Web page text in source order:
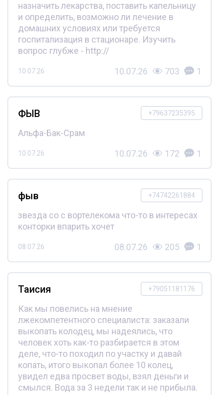
назначить лекарства, поставить капельницу
и определить, возможно ли лечение в
домашних условиях или требуется
госпитализация в стационаре. Изучить
вопрос глубже - http://
10.07.26 10.07.26 703 1
+79637235395
ФЫВ
Альфа-Бак-Срам
10.07.26 10.07.26 172 1
+74742261884
фыв
звезда со с вортелекома что-то в интересах
конторки впарить хочет
08.07.26 08.07.26 205 1
+79051181176
Таисия
Как мы повелись на мнение
лжекомпетентного специалиста: заказали
выкопать колодец, мы надеялись, что
человек хоть как-то разбирается в этом
деле, что-то походил по участку и давай
копать, итого выкопал более 10 колец,
увидел едва просвет воды, взял деньги и
смылся. Вода за 3 недели так и не прибыла.